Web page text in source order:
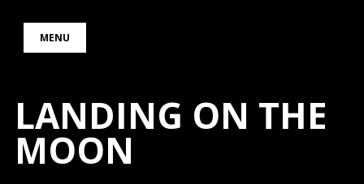
content
MENU
LANDING ON THE
MOON